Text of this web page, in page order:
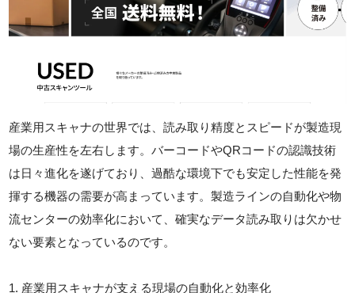
産業用スキャナの世界では、読み取り精度とスピードが製造現
場の生産性を左右します。バーコードやQRコードの認識技術
は日々進化を遂げており、過酷な環境下でも安定した性能を発
揮する機器の需要が高まっています。製造ラインの自動化や物
流センターの効率化において、確実なデータ読み取りは欠かせ
ない要素となっているのです。
1. 産業用スキャナが支える現場の自動化と効率化